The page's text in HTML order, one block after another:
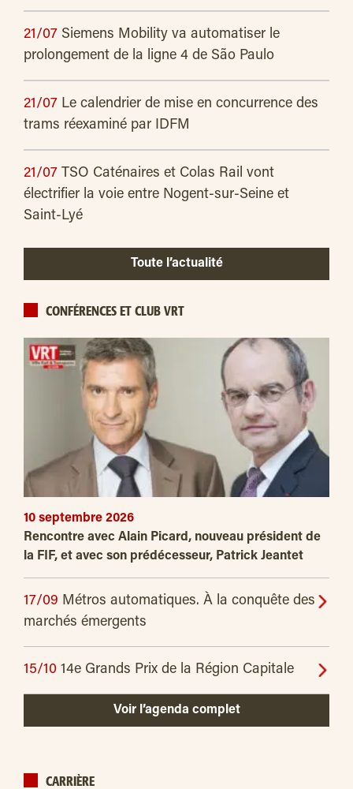
21/07 Siemens Mobility va automatiser le
prolongement de la ligne 4 de São Paulo
21/07 Le calendrier de mise en concurrence des
trams réexaminé par IDFM
21/07 TSO Caténaires et Colas Rail vont
électrifier la voie entre Nogent-sur-Seine et
Saint-Lyé
Toute l’actualité
CONFÉRENCES ET CLUB VRT
10 septembre 2026
Rencontre avec Alain Picard, nouveau président de
la FIF, et avec son prédécesseur, Patrick Jeantet
17/09 Métros automatiques. À la conquête des
marchés émergents
15/10 14e Grands Prix de la Région Capitale
Voir l’agenda complet
CARRIÈRE